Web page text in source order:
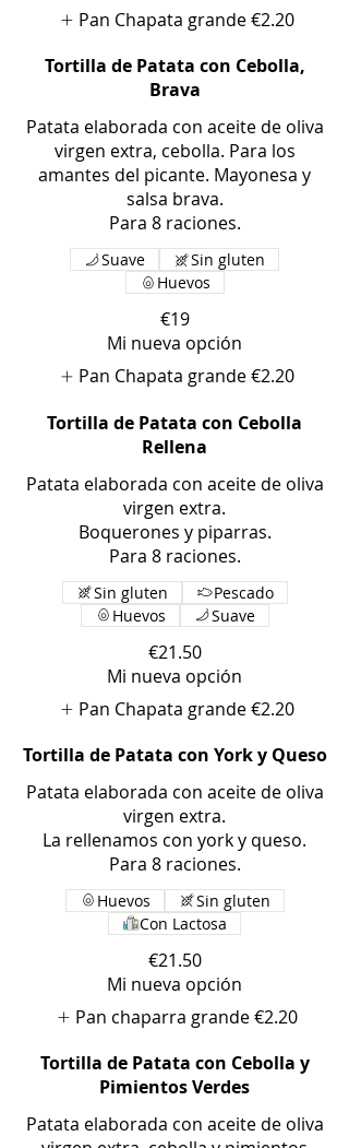
Pan Chapata grande€2.20
Tortilla de Patata con Cebolla,
Brava
Patata elaborada con aceite de oliva
virgen extra, cebolla. Para los
amantes del picante. Mayonesa y
salsa brava.
Para 8 raciones.
€19
Suave
Sin gluten
Huevos
Mi nueva opción
Pan Chapata grande€2.20
Tortilla de Patata con Cebolla
Rellena
Patata elaborada con aceite de oliva
virgen extra.
Boquerones y piparras.
Para 8 raciones.
€21.50
Sin gluten
Pescado
Huevos
Suave
Mi nueva opción
Pan Chapata grande€2.20
Tortilla de Patata con York y Queso
Patata elaborada con aceite de oliva
virgen extra.
La rellenamos con york y queso.
Para 8 raciones.
€21.50
Huevos
Sin gluten
Con Lactosa
Mi nueva opción
Pan chaparra grande€2.20
Tortilla de Patata con Cebolla y
Pimientos Verdes
Patata elaborada con aceite de oliva